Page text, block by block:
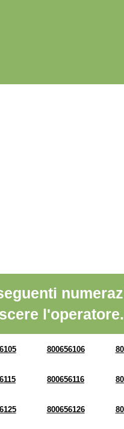
l'operatore.
800656106
800656116
800656126